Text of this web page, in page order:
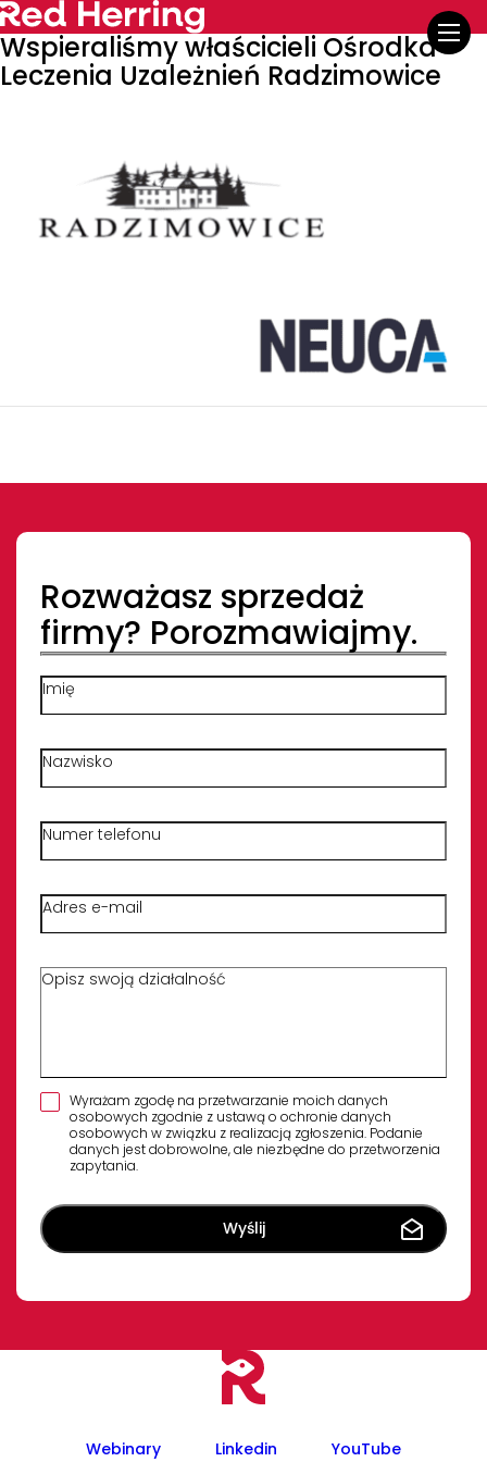
Wspieraliśmy właścicieli Ośrodka
Leczenia Uzależnień Radzimowice
Rozważasz sprzedaż
firmy? Porozmawiajmy.
Wyrażam zgodę na przetwarzanie moich danych
osobowych zgodnie z ustawą o ochronie danych
osobowych w związku z realizacją zgłoszenia. Podanie
danych jest dobrowolne, ale niezbędne do przetworzenia
zapytania.
Webinary Linkedin YouTube